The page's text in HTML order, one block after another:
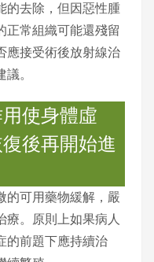
的去除，但因惡性腫
正常組織可能還殘留
應接受術後放射線治
。
使身體虛
後再開始進
的可用藥物緩解，嚴
療。原則上如果病人
的前題下應持續治